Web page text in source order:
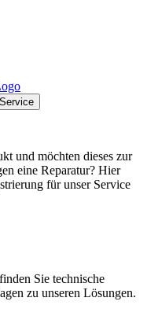
und möchten dieses zur
eine Reparatur? Hier
für unser Service
Sie technische
zu unseren Lösungen.